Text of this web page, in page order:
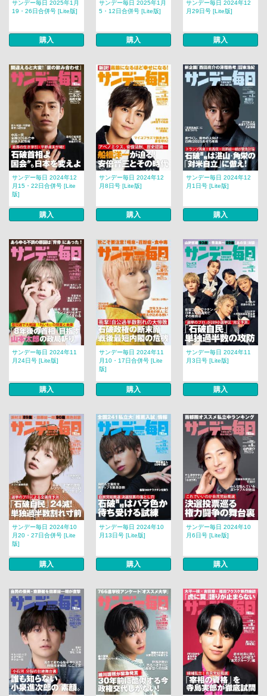
サンデー毎日 2025年1月
19・26日合併号 [Lite版]
購入
サンデー毎日 2025年1月
5・12日合併号 [Lite版]
購入
サンデー毎日 2024年12
月29日号 [Lite版]
購入
サンデー毎日 2024年12
月15・22日合併号 [Lite
版]
購入
サンデー毎日 2024年12
月8日号 [Lite版]
購入
サンデー毎日 2024年12
月1日号 [Lite版]
購入
サンデー毎日 2024年11
月24日号 [Lite版]
購入
サンデー毎日 2024年11
月10・17日合併号 [Lite
版]
購入
サンデー毎日 2024年11
月3日号 [Lite版]
購入
サンデー毎日 2024年10
月20・27日合併号 [Lite
版]
購入
サンデー毎日 2024年10
月13日号 [Lite版]
購入
サンデー毎日 2024年10
月6日号 [Lite版]
購入